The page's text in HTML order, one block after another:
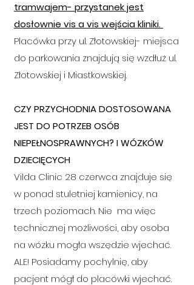
tramwajem- przystanek jest
dosłownie vis a vis wejścia kliniki.
Placówka przy ul. Złotowskiej- miejsca
do parkowania znajdują się wzdłuż ul.
Złotowskiej i Miastkowskiej.
CZY PRZYCHODNIA DOSTOSOWANA
JEST DO POTRZEB OSÓB
NIEPEŁNOSPRAWNYCH? I WÓZKÓW
DZIECIĘCYCH
Vilda Clinic 28 czerwca znajduje się
w ponad stuletniej kamienicy, na
trzech poziomach. Nie ma więc
technicznej możliwości, aby osoba
na wózku mogła wszędzie wjechać.
ALE! Posiadamy pochylnię, aby
pacjent mógł do placówki wjechać.